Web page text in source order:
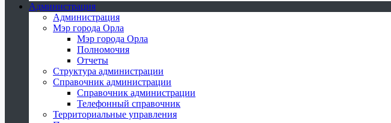
Администрация
Администрация
Мэр города Орла
Мэр города Орла
Полномочия
Отчеты
Структура администрации
Справочник администрации
Справочник администрации
Телефонный справочник
Территориальные управления